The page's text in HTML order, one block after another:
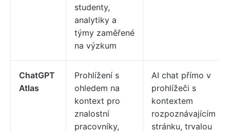
studenty,
analytiky a
týmy zaměřené
na výzkum
ChatGPT
Atlas
Prohlížení s
ohledem na
kontext pro
znalostní
pracovníky,
AI chat přímo v
prohlížeči s
kontextem
rozpoznávajícím
stránku, trvalou